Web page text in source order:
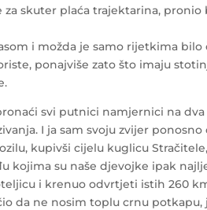
skuter plaća trajektarina,
i možda je samo rijetkima
ponajviše zato što imaju
svi putnici namjernici na
I ja sam svoju zvijer
kupivši cijelu kuglicu
su naše djevojke ipak
i krenuo odvrtjeti istih 260
da ne nosim toplu crnu